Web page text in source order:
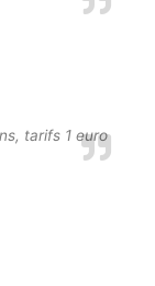
tarifs 1 euro